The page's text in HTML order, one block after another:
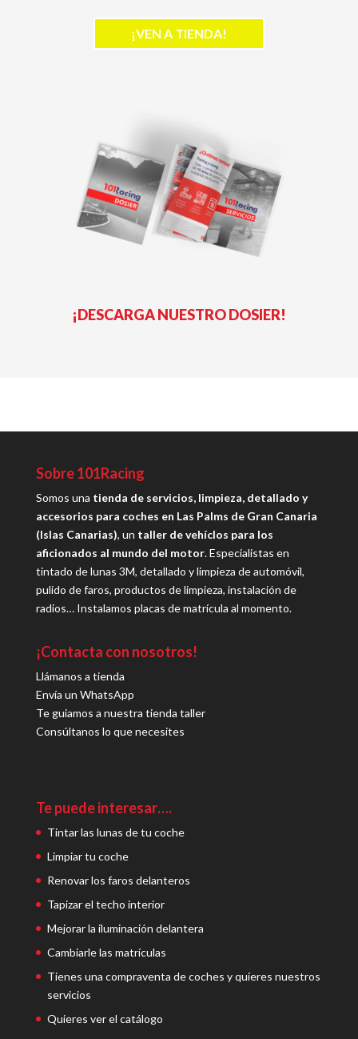
¡VEN A TIENDA!
¡DESCARGA NUESTRO DOSIER!
Sobre 101Racing
Somos una tienda de servicios, limpieza, detallado y
accesorios para coches en Las Palms de Gran Canaria
(Islas Canarias), un taller de vehíclos para los
aficionados al mundo del motor. Especialistas en
tintado de lunas 3M, detallado y limpieza de automóvil,
pulido de faros, productos de limpieza, instalación de
radios… Instalamos placas de matrícula al momento.
¡Contacta con nosotros!
Llámanos a tienda
Envía un WhatsApp
Te guiamos a nuestra tienda taller
Consúltanos lo que necesites
Te puede interesar….
Tintar las lunas de tu coche
Limpiar tu coche
Renovar los faros delanteros
Tapizar el techo interior
Mejorar la iluminación delantera
Cambiarle las matrículas
Tienes una compraventa de coches y quieres nuestros
servicios
Quieres ver el catálogo